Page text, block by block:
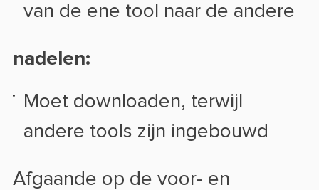
van de ene tool naar de andere
nadelen:
Moet downloaden, terwijl
andere tools zijn ingebouwd
Afgaande op de voor- en